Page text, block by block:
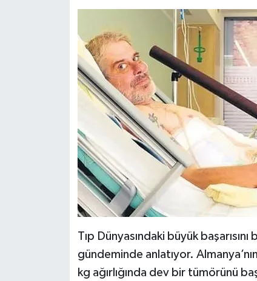
Tıp Dünyasındaki büyük
gündeminde anlatıyor.
kg ağırlığında dev bir tümörünü